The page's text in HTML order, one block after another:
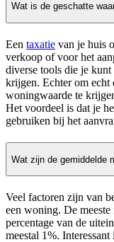
Wat is de geschatte
Een taxatie van je huis
verkoop of voor het
diverse tools die je
krijgen. Echter om echt
woningwaarde te
Het voordeel is dat je
gebruiken bij het
Wat zijn de gemiddelde
Veel factoren zijn van
een woning. De meeste
percentage van de
meestal 1%.